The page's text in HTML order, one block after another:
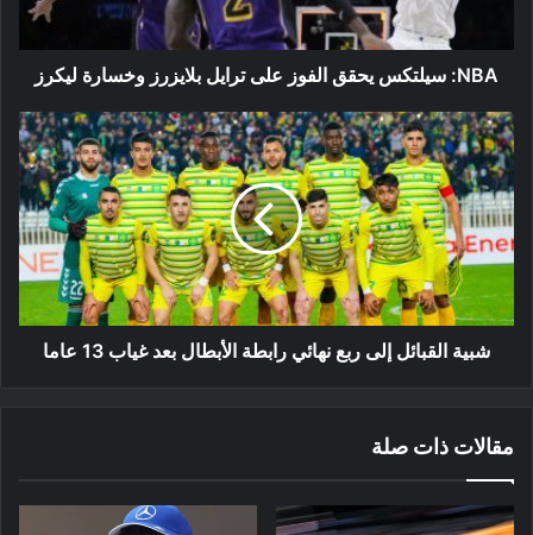
ليكرز
NBA: سيلتكس يحقق الفوز على ترايل بلايزرز وخسارة ليكرز
شبية
القبائل
إلى
ربع
نهائي
رابطة
الأبطال
بعد
غياب
شبية القبائل إلى ربع نهائي رابطة الأبطال بعد غياب 13 عاما
مقالات ذات صلة